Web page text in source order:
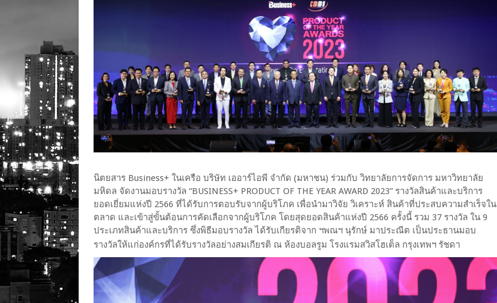
นิตยสาร Business+ ในเครือ บริษัท เออาร์ไอพี จำกัด (มหาชน) ร่วมกับ วิทยาลัยการจัดการ มหาวิทยาลัย
มหิดล จัดงานมอบรางวัล “BUSINESS+ PRODUCT OF THE YEAR AWARD 2023” รางวัลสินค้าและบริการ
ยอดเยี่ยมแห่งปี 2566 ที่ได้รับการตอบรับจากผู้บริโภค เพื่อนำมาวิจัย วิเคราะห์ สินค้าที่ประสบความสำเร็จใน
ตลาด และเข้าสู่ขั้นต้อนการคัดเลือกจากผู้บริโภค โดยสุดยอดสินค้าแห่งปี 2566 ครั้งนี้ รวม 37 รางวัล ใน 9
ประเภทสินค้าและบริการ ซึ่งพิธีมอบรางวัล ได้รับเกียรติจาก ฯพณฯ นุรักษ์ มาประณีต เป็นประธานมอบ
รางวัลให้แก่องค์กรที่ได้รับรางวัลอย่างสมเกียรติ ณ ห้องบอลรูม โรงแรมสวิสโฮเต็ล กรุงเทพฯ รัชดา